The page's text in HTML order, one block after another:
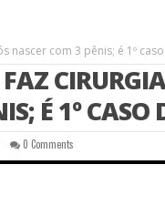
nascer com 3 pênis; é 1º
É 1º
0 Comments